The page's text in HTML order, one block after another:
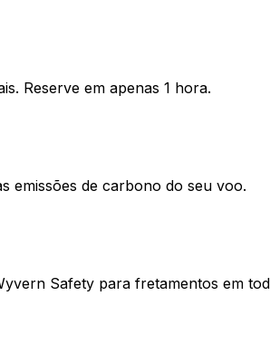
Reserve em apenas 1 hora.
emissões de carbono do seu voo.
Safety para fretamentos em